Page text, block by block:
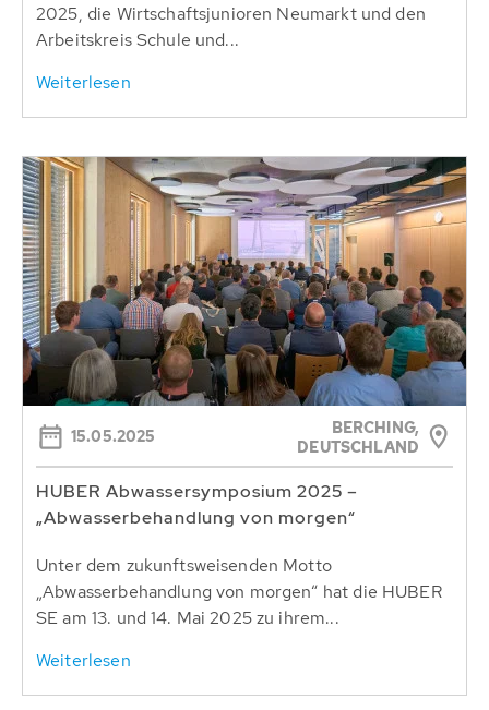
2025, die Wirtschaftsjunioren Neumarkt und den
Arbeitskreis Schule und...
Weiterlesen
15.05.2025
BERCHING,
DEUTSCHLAND
HUBER Abwassersymposium 2025 –
„Abwasserbehandlung von morgen“
Unter dem zukunftsweisenden Motto
„Abwasserbehandlung von morgen“ hat die HUBER
SE am 13. und 14. Mai 2025 zu ihrem...
Weiterlesen